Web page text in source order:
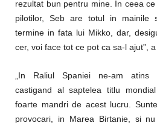
rezultat bun pentru mine. In ceea
pilotilor, Seb are totul in mainile
termine in fata lui Mikko, dar,
cer, voi face tot ce pot ca sa-l ajut”, a
„In Raliul Spaniei ne-am atins
castigand al saptelea titlu
foarte mandri de acest lucru.
provocari, in Marea Birtanie, si